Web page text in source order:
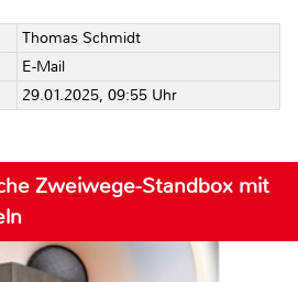
Thomas Schmidt
E-Mail
29.01.2025, 09:55 Uhr
Zweiwege-Standbox mit